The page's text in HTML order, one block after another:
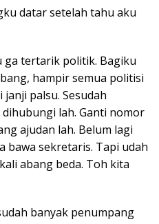
datar setelah tahu aku
ga tertarik politik. Bagiku
hampir semua politisi
palsu. Sesudah
lah. Ganti nomor
ajudan lah. Belum lagi
bawa sekretaris. Tapi udah
abang beda. Toh kita
banyak penumpang